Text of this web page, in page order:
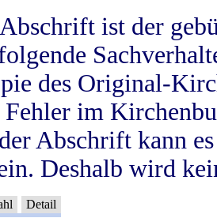
ist der
des Original-
im
Abschrift kann
Deshalb wird
Detail